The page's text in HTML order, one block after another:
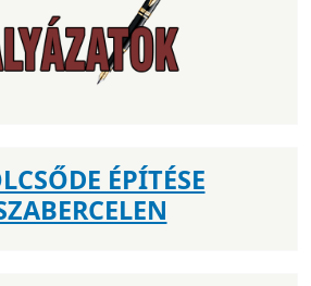
ÉPÍTÉSE